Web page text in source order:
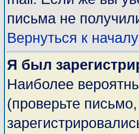
письма не
Вернуться к началу
Я был
Наиболее
(проверьте